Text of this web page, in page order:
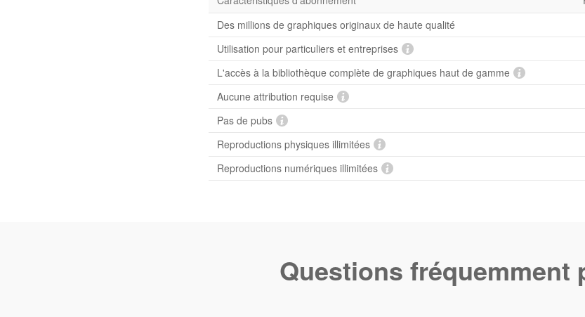
Des millions de graphiques originaux de haute qualité
Utilisation pour particuliers et entreprises
L'accès à la bibliothèque complète de graphiques haut de gamme
Aucune attribution requise
Pas de pubs
Reproductions physiques illimitées
Reproductions numériques illimitées
Questions fréquemment